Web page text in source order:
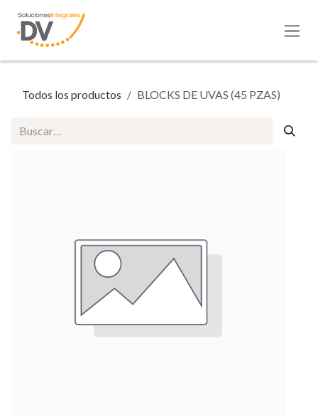
Todos los productos BLOCKS DE UVAS (45 PZAS)